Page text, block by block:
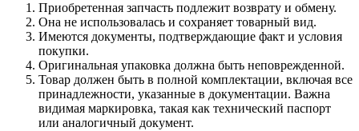
Приобретенная запчасть подлежит возврату и обмену.
Она не использовалась и сохраняет товарный вид.
Имеются документы, подтверждающие факт и условия
покупки.
Оригинальная упаковка должна быть неповрежденной.
Товар должен быть в полной комплектации, включая все
принадлежности, указанные в документации. Важна
видимая маркировка, такая как технический паспорт
или аналогичный документ.